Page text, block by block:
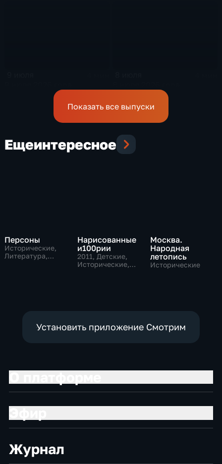
Показать все выпуски
Ещеинтересное
Персоны
Исторические,
Литература,
Нарисованные
и100рии
2011, Детские,
Исторические,
Москва.
Народная
летопись
Исторические
Установить приложение Смотрим
Журнал